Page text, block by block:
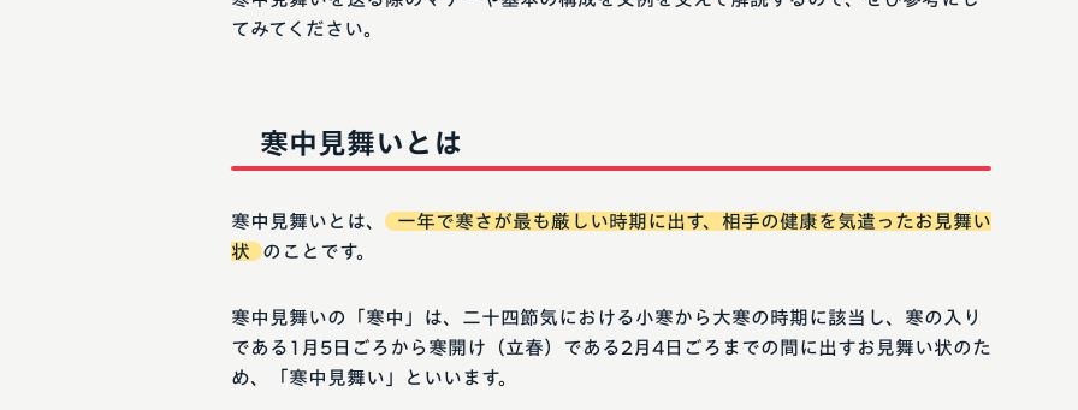
てみてください。
寒中見舞いとは
寒中見舞いとは、
一年で寒さが最も厳しい時期に出す、相手の健康を気遣ったお見舞い
状
のことです。
寒中見舞いの「寒中」は、二十四節気における小寒から大寒の時期に該当し、寒の入り
である1月5日ごろから寒開け（立春）である2月4日ごろまでの間に出すお見舞い状のた
め、「寒中見舞い」といいます。